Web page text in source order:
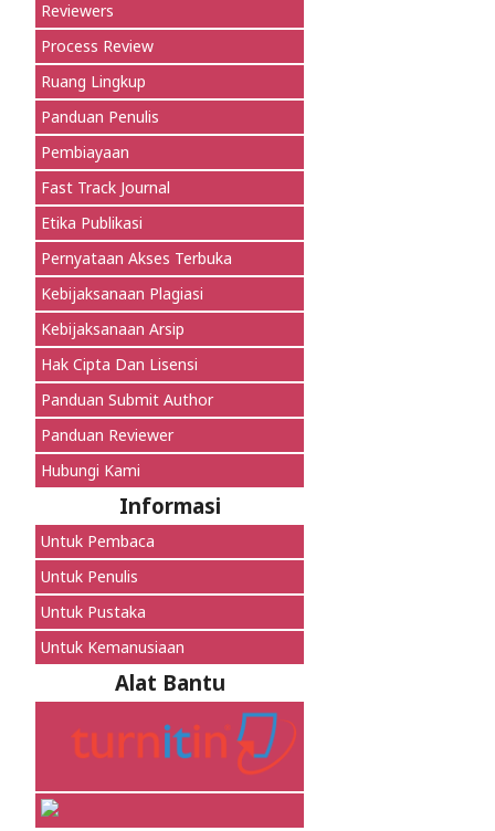
Reviewers
Process Review
Ruang Lingkup
Panduan Penulis
Pembiayaan
Fast Track Journal
Etika Publikasi
Pernyataan Akses Terbuka
Kebijaksanaan Plagiasi
Kebijaksanaan Arsip
Hak Cipta Dan Lisensi
Panduan Submit Author
Panduan Reviewer
Hubungi Kami
Informasi
Untuk Pembaca
Untuk Penulis
Untuk Pustaka
Untuk Kemanusiaan
Alat Bantu